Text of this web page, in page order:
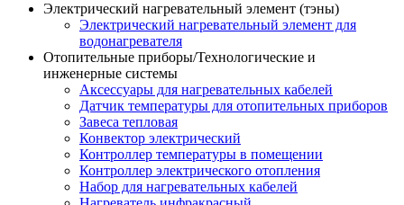
Электрический нагревательный элемент (тэны)
Электрический нагревательный элемент для
водонагревателя
Отопительные приборы/Технологические и
инженерные системы
Аксессуары для нагревательных кабелей
Датчик температуры для отопительных приборов
Завеса тепловая
Конвектор электрический
Контроллер температуры в помещении
Контроллер электрического отопления
Набор для нагревательных кабелей